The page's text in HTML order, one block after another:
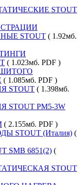
STOUT
STOUT ( 1.92мб.
( 1.023мб. PDF )
( 1.085мб. PDF )
STOUT ( 1.398мб.
PM5-3W
( 2.155мб. PDF )
STOUT (Италия) (
6851(2) (
STOUT